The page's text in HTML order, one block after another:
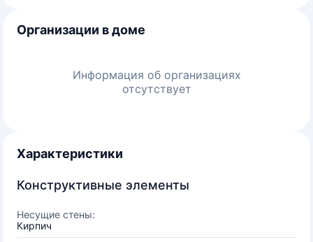
Организации в доме
Информация об организациях
отсутствует
Характеристики
Конструктивные элементы
Несущие стены:
Кирпич